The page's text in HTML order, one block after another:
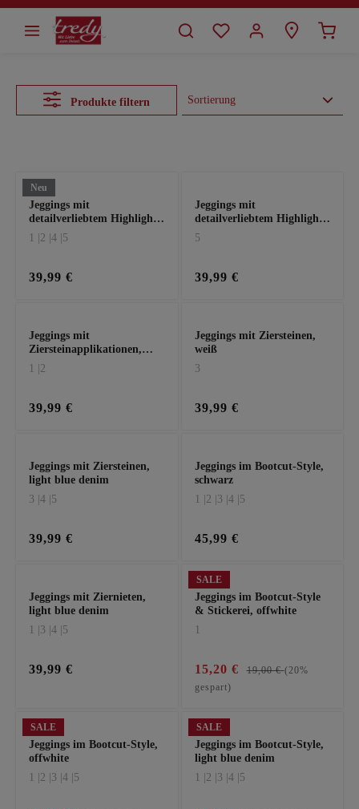
springen
Produkte filtern
Neu
Jeggings mit
detailverliebtem Highlight,
schwarz
1 | 2 | 4 | 5
39,99 €
Jeggings mit
detailverliebtem Highlight,
weiß
5
39,99 €
Jeggings mit
Ziersteinapplikationen,
weiß
1 | 2
39,99 €
Jeggings mit Ziersteinen,
weiß
3
39,99 €
Jeggings mit Ziersteinen,
light blue denim
3 | 4 | 5
39,99 €
Jeggings im Bootcut-Style,
schwarz
1 | 2 | 3 | 4 | 5
45,99 €
Jeggings mit Ziernieten,
light blue denim
1 | 3 | 4 | 5
39,99 €
SALE
Jeggings im Bootcut-Style
& Stickerei, offwhite
1
15,20 € 19,00 €(20%
gespart)
SALE
Jeggings im Bootcut-Style,
offwhite
1 | 2 | 3 | 4 | 5
SALE
Jeggings im Bootcut-Style,
light blue denim
1 | 2 | 3 | 4 | 5